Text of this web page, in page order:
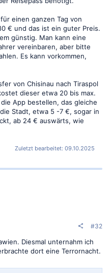
einen ganzen Tag von
€ und das ist ein guter Preis.
günstig. Man kann eine
vereinbaren, aber bitte
Es kann vorkommen,
von Chisinau nach Tiraspol
dieser etwa 20 bis max.
App bestellen, das gleiche
Stadt, etwa 5 -7 €, sogar in
ab 24 € auswärts, wie
Zuletzt bearbeitet: 09.10.2025
#32
Diesmal unternahm ich
dort eine Terrornacht.